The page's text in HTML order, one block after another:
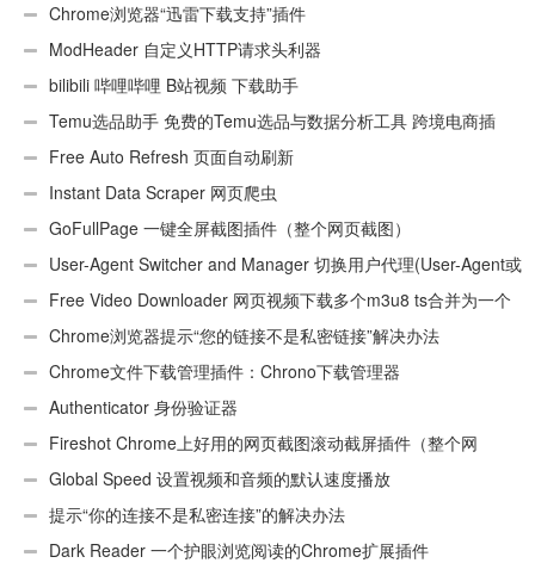
插件Chrome浏览器“迅雷下载支持”插件
ModHeader 自定义HTTP请求头利器
bilibili 哔哩哔哩 B站视频 下载助手
Temu选品助手 免费的Temu选品与数据分析工具 跨境电商插
件 Free Auto Refresh 页面自动刷新
Instant Data Scraper 网页爬虫
GoFullPage 一键全屏截图插件（整个网页截图）
User-Agent Switcher and Manager 切换用户代理(User-Agent或
UA)Free Video Downloader 网页视频下载多个m3u8 ts合并为一个
ts文件Chrome浏览器提示“您的链接不是私密链接”解决办法
Chrome文件下载管理插件：Chrono下载管理器
Authenticator 身份验证器
Fireshot Chrome上好用的网页截图滚动截屏插件（整个网
页）Global Speed 设置视频和音频的默认速度播放
提示“你的连接不是私密连接”的解决办法
Dark Reader 一个护眼浏览阅读的Chrome扩展插件